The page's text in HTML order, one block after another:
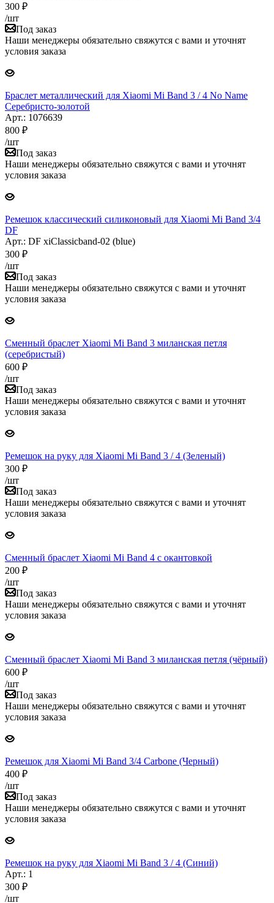
300 ₽
/шт
Под заказ
Наши менеджеры обязательно свяжутся с вами и уточнят
условия заказа
Браслет металлический для Xiaomi Mi Band 3 / 4 No Name
Серебристо-золотой
Арт.: 1076639
800 ₽
/шт
Под заказ
Наши менеджеры обязательно свяжутся с вами и уточнят
условия заказа
Ремешок классический силиконовый для Xiaomi Mi Band 3/4
DF
Арт.: DF xiClassicband-02 (blue)
300 ₽
/шт
Под заказ
Наши менеджеры обязательно свяжутся с вами и уточнят
условия заказа
Сменный браслет Xiaomi Mi Band 3 миланская петля
(серебристый)
600 ₽
/шт
Под заказ
Наши менеджеры обязательно свяжутся с вами и уточнят
условия заказа
Ремешок на руку для Xiaomi Mi Band 3 / 4 (Зеленый)
300 ₽
/шт
Под заказ
Наши менеджеры обязательно свяжутся с вами и уточнят
условия заказа
Сменный браслет Xiaomi Mi Band 4 с окантовкой
200 ₽
/шт
Под заказ
Наши менеджеры обязательно свяжутся с вами и уточнят
условия заказа
Сменный браслет Xiaomi Mi Band 3 миланская петля (чёрный)
600 ₽
/шт
Под заказ
Наши менеджеры обязательно свяжутся с вами и уточнят
условия заказа
Ремешок для Xiaomi Mi Band 3/4 Carbone (Черный)
400 ₽
/шт
Под заказ
Наши менеджеры обязательно свяжутся с вами и уточнят
условия заказа
Ремешок на руку для Xiaomi Mi Band 3 / 4 (Синий)
Арт.: 1
300 ₽
/шт